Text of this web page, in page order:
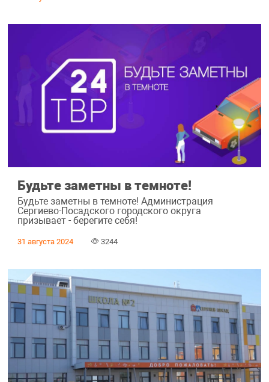
Будьте заметны в темноте!
Будьте заметны в темноте! Администрация
Сергиево-Посадского городского округа
призывает - берегите себя!
31 августа 2024 3244